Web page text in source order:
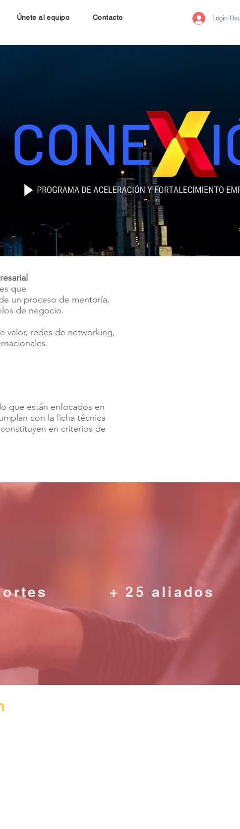
Únete al equipo Contacto Login
que
un proceso de mentoría,
de negocio.
valor, redes de networking,
que están enfocados en
con la ficha técnica
en criterios de
+ 25 aliados